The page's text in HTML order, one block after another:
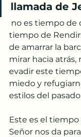
llamada de
tiempo de
de amarrar la
mirar hacia
evadir este
miedo y
estilos del
Este es el tiempo
Señor nos da